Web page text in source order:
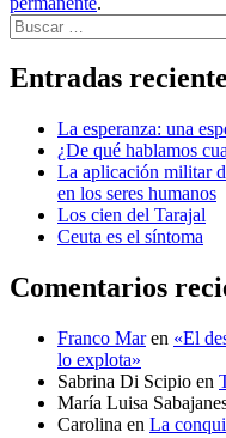
Buscar
Entradas
La esperanza: una
¿De qué hablamos
La aplicación militar
en los seres humanos
Los cien del Tarajal
Ceuta es el síntoma
Comentarios
Franco Maren «El
lo explota»
Sabrina Di Scipio en
María Luisa
Carolina en La